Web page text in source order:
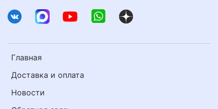
Главная
Доставка и оплата
Новости